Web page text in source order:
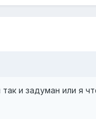
и задуман или я